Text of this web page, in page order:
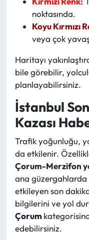
noktasında.
Koyu Kırmızı
veya çok
Haritayı
bile görebilir,
planlayabilirsiniz.
İstanbul
Kazası
Trafik yoğunluğu,
da etkilenir.
Çorum-Merzifon
ana
etkileyen son
bilgilerini ve yol
Çorum
edebilirsiniz.